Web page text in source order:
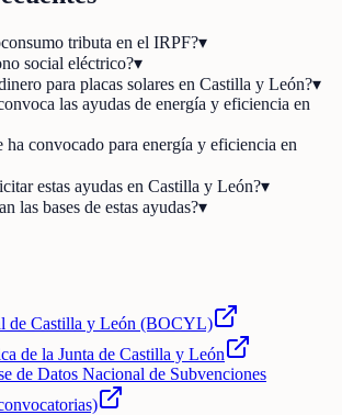
tributa en el IRPF?▾
social eléctrico?▾
para placas solares en Castilla y León?▾
las ayudas de energía y eficiencia en
ha convocado para energía y eficiencia en
estas ayudas en Castilla y León?▾
las bases de estas ayudas?▾
de Castilla y León (BOCYL)
de la Junta de Castilla y León
de Datos Nacional de Subvenciones